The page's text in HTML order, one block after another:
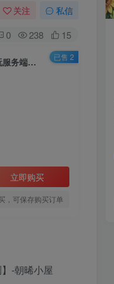
关注 私信
0 238 15
典藏传奇页游【烈火焚天之散人传说】2025最新整理Win一键即玩服务端+GM工具+外网教程【站长亲测】
立即购买
，可保存购买订单
已售 2